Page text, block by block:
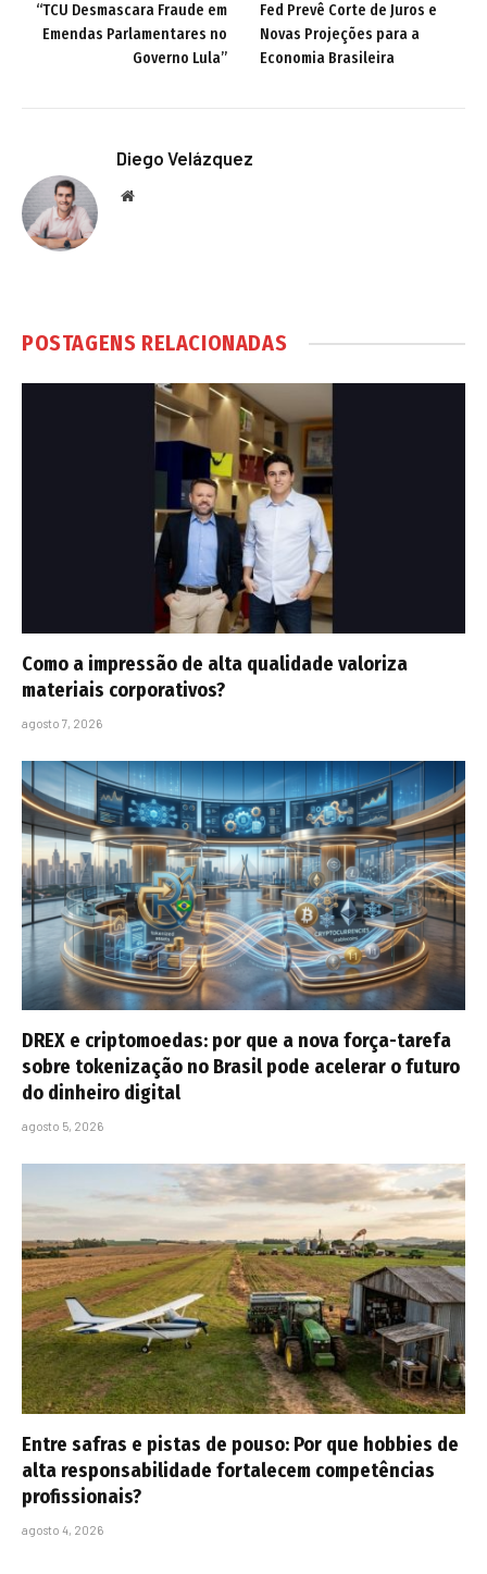
“TCU Desmascara Fraude em
Emendas Parlamentares no
Governo Lula”
Fed Prevê Corte de Juros e
Novas Projeções para a
Economia Brasileira
Diego Velázquez
Website
POSTAGENS RELACIONADAS
Como a impressão de alta qualidade valoriza
materiais corporativos?
agosto 7, 2026
DREX e criptomoedas: por que a nova força-tarefa
sobre tokenização no Brasil pode acelerar o futuro
do dinheiro digital
agosto 5, 2026
Entre safras e pistas de pouso: Por que hobbies de
alta responsabilidade fortalecem competências
profissionais?
agosto 4, 2026